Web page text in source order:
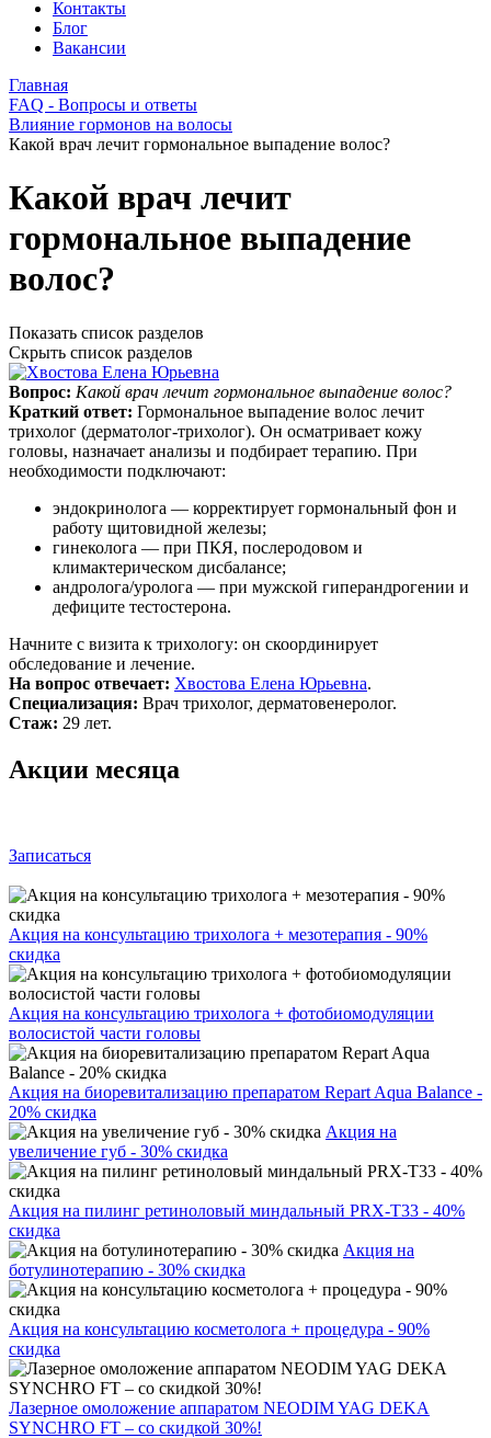
Контакты
Блог
Вакансии
Главная
FAQ - Вопросы и ответы
Влияние гормонов на волосы
Какой врач лечит гормональное выпадение волос?
Какой врач лечит
гормональное выпадение
волос?
Показать список разделов
Скрыть список разделов
Вопрос: Какой врач лечит гормональное выпадение волос?
Краткий ответ: Гормональное выпадение волос лечит
трихолог (дерматолог-трихолог). Он осматривает кожу
головы, назначает анализы и подбирает терапию. При
необходимости подключают:
эндокринолога — корректирует гормональный фон и
работу щитовидной железы;
гинеколога — при ПКЯ, послеродовом и
климактерическом дисбалансе;
андролога/уролога — при мужской гиперандрогении и
дефиците тестостерона.
Начните с визита к трихологу: он скоординирует
обследование и лечение.
На вопрос отвечает: Хвостова Елена Юрьевна.
Специализация: Врач трихолог, дерматовенеролог.
Стаж: 29 лет.
Акции месяца
Записаться
Акция на консультацию трихолога + мезотерапия - 90%
скидка
Акция на консультацию трихолога + фотобиомодуляции
волосистой части головы
Акция на биоревитализацию препаратом Repart Aqua Balance -
20% скидка
Акция на
увеличение губ - 30% скидка
Акция на пилинг ретиноловый миндальный PRX-T33 - 40%
скидка
Акция на
ботулинотерапию - 30% скидка
Акция на консультацию косметолога + процедура - 90%
скидка
Лазерное омоложение аппаратом NEODIM YAG DEKA
SYNCHRO FT – со скидкой 30%!